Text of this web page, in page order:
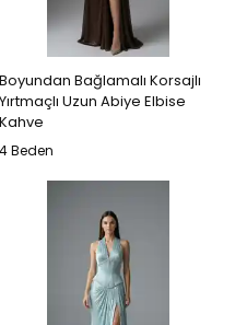
Boyundan Bağlamalı Korsajlı
Yırtmaçlı Uzun Abiye Elbise
Kahve
4 Beden